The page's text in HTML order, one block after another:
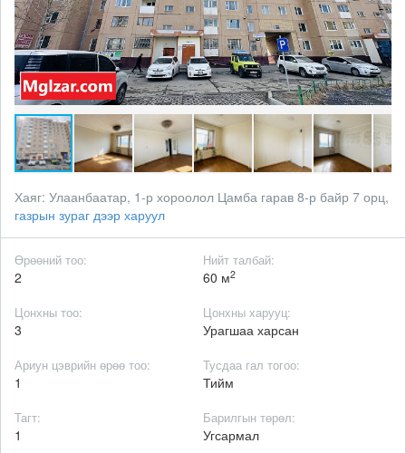
Хаяг: Улаанбаатар, 1-р хороолол Цамба гарав 8-р байр 7 орц,
газрын зураг дээр харуул
Өрөөний тоо:
2
Нийт талбай:
60 м2
Цонхны тоо:
3
Цонхны харууц:
Урагшаа харсан
Ариун цэврийн өрөө тоо:
1
Тусдаа гал тогоо:
Тийм
Тагт:
1
Барилгын төрөл:
Угсармал